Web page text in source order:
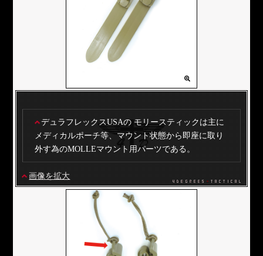
デュラフレックスUSAの モリースティックは主に
メディカルポーチ等、マウント状態から即座に取り
外す為のMOLLEマウント用パーツである。
画像を拡大